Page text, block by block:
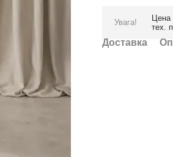
Увага!
Цена
тех.
Доставка